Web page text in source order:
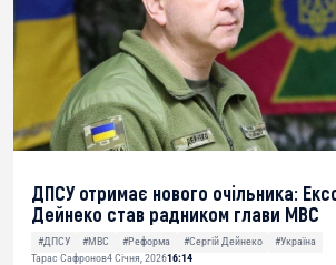
ДПСУ отримає нового очільника:
Дейнеко став радником глави МВС
#ДПСУ #МВС #Реформа #Сергій Дейнеко
#Україна
Тарас Сафронов4 Січня, 202616:14